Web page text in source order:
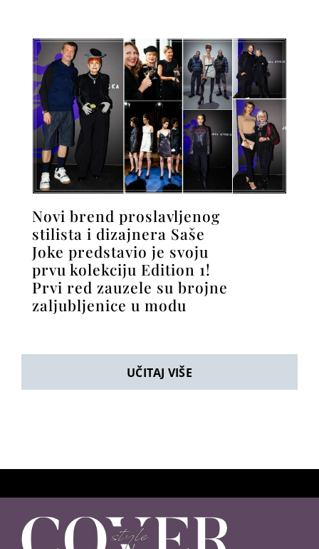
Novi brend proslavljenog
stilista i dizajnera Saše
Joke predstavio je svoju
prvu kolekciju Edition 1!
Prvi red zauzele su brojne
zaljubljenice u modu
UČITAJ VIŠE